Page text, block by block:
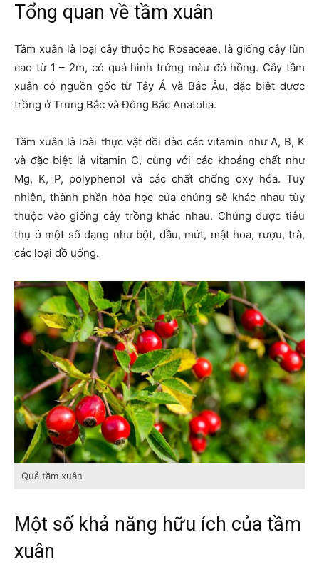
Tổng quan về tầm xuân
Tầm xuân là loại cây thuộc họ Rosaceae, là giống cây lùn
cao từ 1 – 2m, có quả hình trứng màu đỏ hồng. Cây tầm
xuân có nguồn gốc từ Tây Á và Bắc Âu, đặc biệt được
trồng ở Trung Bắc và Đông Bắc Anatolia.
Tầm xuân là loài thực vật dồi dào các vitamin như A, B, K
và đặc biệt là vitamin C, cùng với các khoáng chất như
Mg, K, P, polyphenol và các chất chống oxy hóa. Tuy
nhiên, thành phần hóa học của chúng sẽ khác nhau tùy
thuộc vào giống cây trồng khác nhau. Chúng được tiêu
thụ ở một số dạng như bột, dầu, mứt, mật hoa, rượu, trà,
các loại đồ uống.
Quả tầm xuân
Một số khả năng hữu ích của tầm
xuân